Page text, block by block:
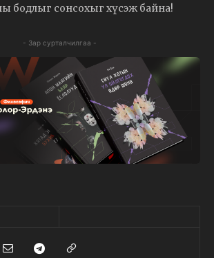
бодлыг сонсохыг хүсэж байна!
- Зар сурталчилгаа -